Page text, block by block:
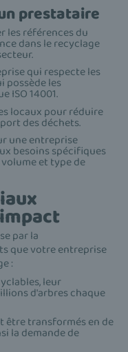
prestataire
les références du
dans le recyclage
qui respecte les
possède les
ISO 14001.
locaux pour réduire
des déchets.
une entreprise
besoins spécifiques
et type de
par la
que votre entreprise
:
leur
d'arbres chaque
être transformés en de
la demande de